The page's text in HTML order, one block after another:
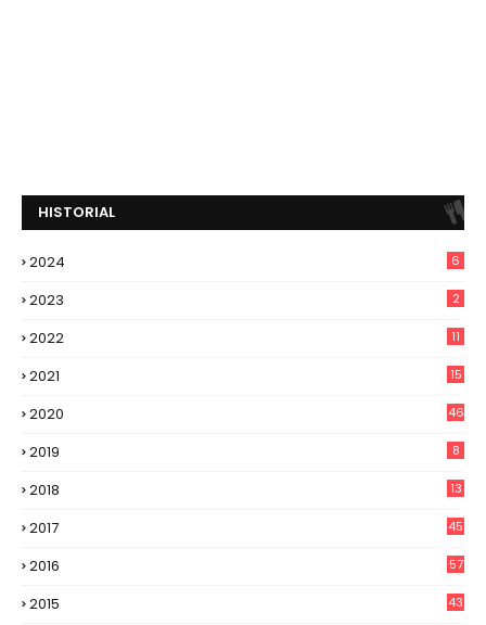
HISTORIAL
2024 6
2023 2
2022 11
2021 15
2020 46
2019 8
2018 13
2017 45
2016 57
2015 43